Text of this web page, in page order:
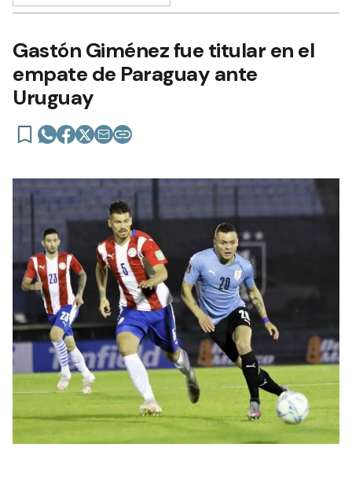
Gastón Giménez fue titular en el
empate de Paraguay ante
Uruguay